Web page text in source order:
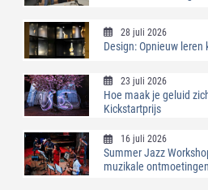
28 juli 2026
Design: Opnieuw leren
23 juli 2026
Hoe maak je geluid
Kickstartprijs
16 juli 2026
Summer Jazz
muzikale